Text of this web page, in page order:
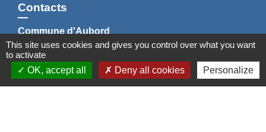
Contacts
Commune d'Aubord
1 Place de la Mairie
30620 Aubord - FRANCE
+33 4 66 71 12 65
Contact par formulaire
This site uses cookies and gives you control over what you want
to activate
OK, accept all
Deny all cookies Personalize